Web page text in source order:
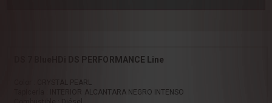
DS 7 BlueHDi DS PERFORMANCE Line
Color : CRYSTAL PEARL
Tapicería : INTERIOR ALCANTARA NEGRO INTENSO